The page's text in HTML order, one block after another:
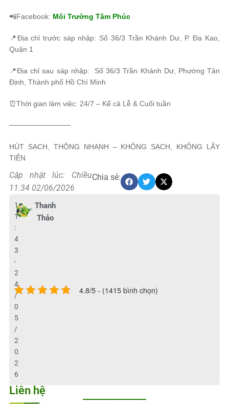
📲Facebook: Môi Trường Tâm Phúc
📍Địa chỉ trước sáp nhập: Số 36/3 Trần Khánh Dư, P. Đa Kao,
Quận 1
📍Địa chỉ sau sáp nhập: Số 36/3 Trần Khánh Dư, Phường Tân
Định, Thành phố Hồ Chí Minh
⏰Thời gian làm việc: 24/7 – Kể cả Lễ & Cuối tuần
────────────
HÚT SẠCH, THÔNG NHANH – KHÔNG SẠCH, KHÔNG LẤY
TIỀN
Cập nhật lúc: Chiều
11:34 02/06/2026
Chia sẻ:
Thanh
Thảo
1
1
:
4
3
-
2
4
/
0
5
/
2
0
2
6
4.8/5 - (1415 bình chọn)
Liên hệ